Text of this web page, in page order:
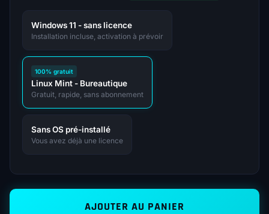
Windows 11 - sans licence
Installation incluse, activation à prévoir
100% gratuit
Linux Mint - Bureautique
Gratuit, rapide, sans abonnement
Sans OS pré-installé
Vous avez déjà une licence
AJOUTER AU PANIER